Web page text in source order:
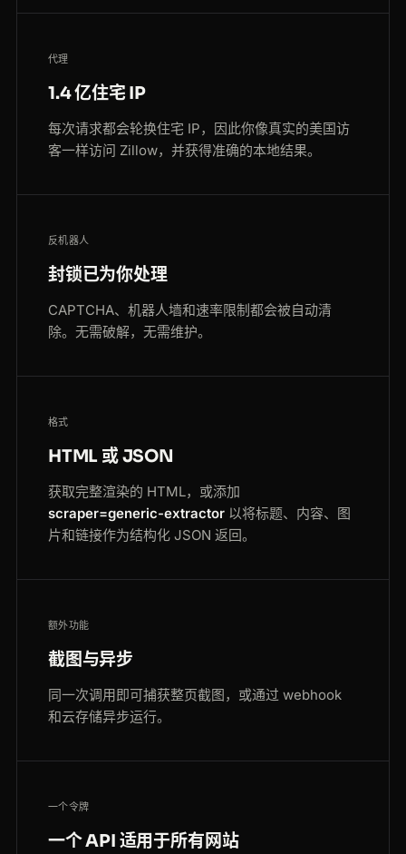
代理
1.4 亿住宅 IP
每次请求都会轮换住宅 IP，因此你像真实的美国访
客一样访问 Zillow，并获得准确的本地结果。
反机器人
封锁已为你处理
CAPTCHA、机器人墙和速率限制都会被自动清
除。无需破解，无需维护。
格式
HTML 或 JSON
获取完整渲染的 HTML，或添加
scraper=generic-extractor 以将标题、内容、图
片和链接作为结构化 JSON 返回。
额外功能
截图与异步
同一次调用即可捕获整页截图，或通过 webhook
和云存储异步运行。
一个令牌
一个 API 适用于所有网站